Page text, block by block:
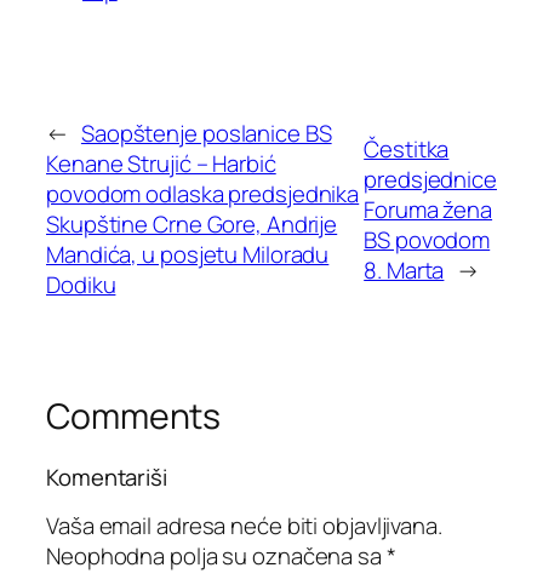
← Saopštenje poslanice BS
Kenane Strujić – Harbić
povodom odlaska predsjednika
Skupštine Crne Gore, Andrije
Mandića, u posjetu Miloradu
Dodiku
Čestitka
predsjednice
Foruma žena
BS povodom
8. Marta →
Comments
Komentariši
Vaša email adresa neće biti objavljivana.
Neophodna polja su označena sa*